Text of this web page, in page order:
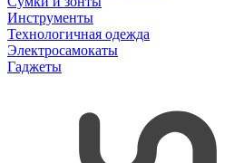
Инструменты
Технологичная одежда
Электросамокаты
Гаджеты